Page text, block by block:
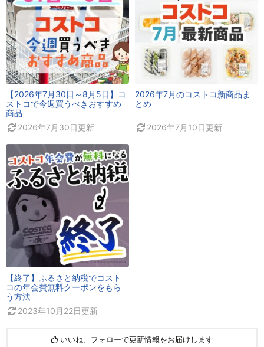
【2026年7月30日～8月5日】コ
ストコで今週買うべきおすすめ
商品
2026年7月30日更新
2026年7月のコストコ新商品ま
とめ
2026年7月10日更新
【終了】ふるさと納税でコスト
コの年会費無料クーポンをもら
う方法
2023年10月22日更新
いいね、フォローで更新情報をお届けします